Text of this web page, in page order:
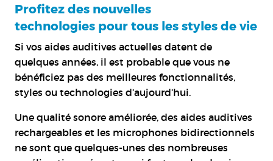
Profitez des nouvelles
technologies pour tous les styles de vie
Si vos aides auditives actuelles datent de
quelques années, il est probable que vous ne
bénéficiez pas des meilleures fonctionnalités,
styles ou technologies d’aujourd’hui.
Une qualité sonore améliorée, des aides auditives
rechargeables et les microphones bidirectionnels
ne sont que quelques-unes des nombreuses